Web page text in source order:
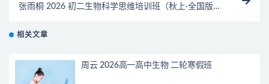
张雨桐 2026 初二生物科学思维培训班（秋上·全国版
相关文章
周云 2026高一高中生物 二轮寒假班